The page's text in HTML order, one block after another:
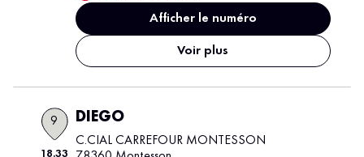
Afficher le numéro
Voir plus
9
18.33
DIEGO
C.CIAL CARREFOUR MONTESSON